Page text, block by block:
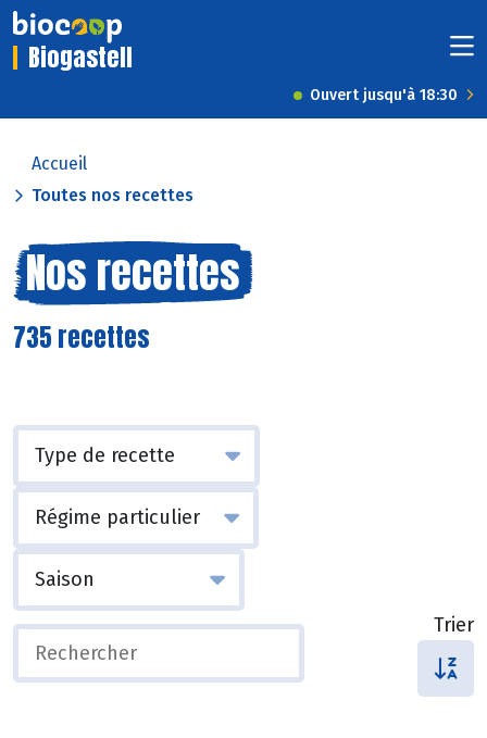
Biogastell
Ouvert jusqu'à 18:30
Accueil
Toutes nos recettes
Nos recettes
735 recettes
Trier